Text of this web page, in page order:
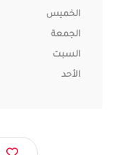
الخميس
الجمعة
السبت
الأحد